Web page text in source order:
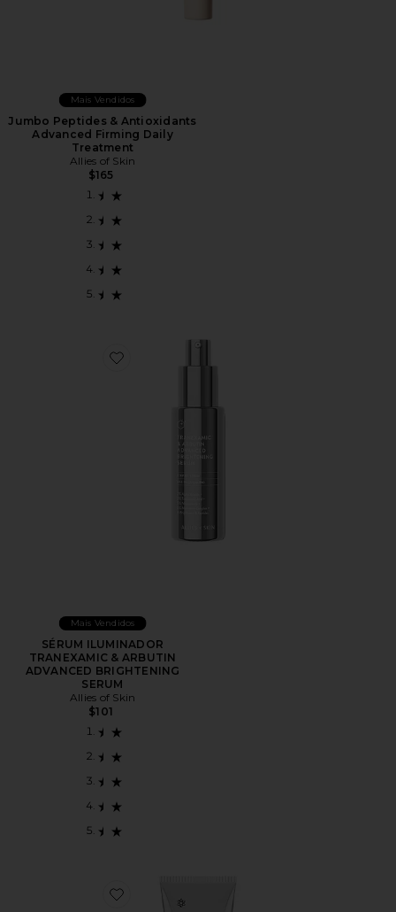
Mais Vendidos
Jumbo Peptides & Antioxidants
Advanced Firming Daily
Treatment
Allies of Skin
$165
Favorite SÉRUM ILUMINADOR TRANEXAMIC &
Mais Vendidos
SÉRUM ILUMINADOR
TRANEXAMIC & ARBUTIN
ADVANCED BRIGHTENING
SERUM
Allies of Skin
$101
Favorite LIMPADOR HIDRATANTE MOLECULAR SILK